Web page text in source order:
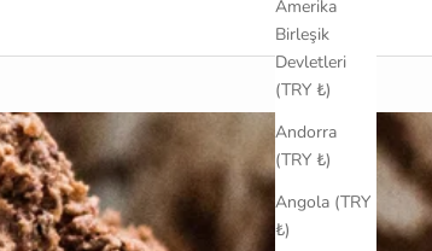
Amerika
Birleşik
Devletleri
(TRY ₺)
Andorra
(TRY ₺)
Angola (TRY
₺)